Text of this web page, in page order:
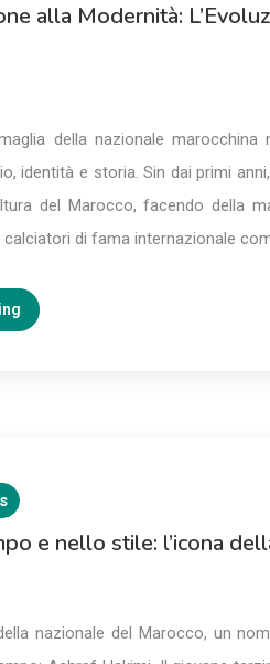
alla Modernità:
della nazionale
identità e storia. Sin dai primi
del Marocco, facendo della
calciatori di fama internazionale
e nello stile: l’icona
nazionale del Marocco, un